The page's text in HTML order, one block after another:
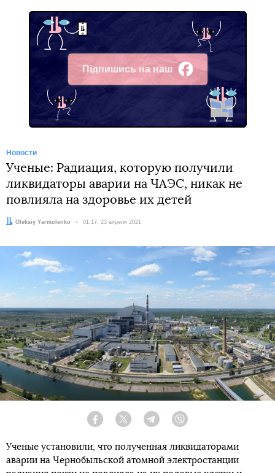
Підпишись на наш
Facebook
Новости
Ученые: Радиация, которую получили
ликвидаторы аварии на ЧАЭС, никак не
повлияла на здоровье их детей
Автор:
Oleksiy Yarmolenko Дата:
01:17, 23 апреля 2021
Facebook Twitter Telegram
Ученые установили, что полученная ликвидаторами
аварии на Чернобыльской атомной электростанции